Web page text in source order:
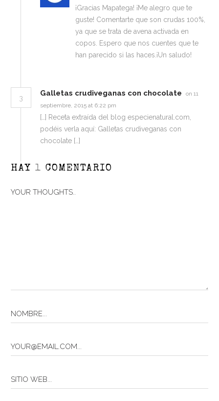
¡Gracias Mapatega! ¡Me alegro que te
guste! Comentarte que son crudas 100%,
ya que se trata de avena activada en
copos. Espero que nos cuentes que te
han parecido si las haces.¡Un saludo!
3
Galletas crudiveganas con chocolate
on 11
septiembre, 2015 at 6:22 pm
[…] Receta extraída del blog especienatural.com,
podéis verla aquí: Galletas crudiveganas con
chocolate […]
HAY 1 COMENTARIO